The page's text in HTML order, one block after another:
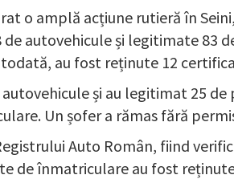
o amplă acțiune rutieră în
autovehicule și legitimate 83
au fost reținute 12
și au legitimat 25
Un șofer a rămas fără
Auto Român, fiind
de înmatriculare au fost